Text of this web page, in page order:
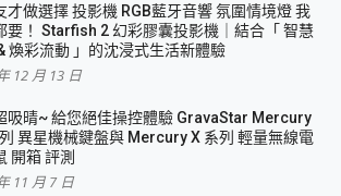
才做選擇 投影機 RGB藍牙音響 氛圍情境燈 我
要！ Starfish 2 幻彩膠囊投影機｜結合「 智慧
煥彩流動 」的沈浸式生活新體驗
12 月 13 日
吸晴~ 給您絕佳操控體驗 GravaStar Mercury
異星機械鍵盤與 Mercury X 系列 輕量無線電
開箱 評測
11 月 7 日